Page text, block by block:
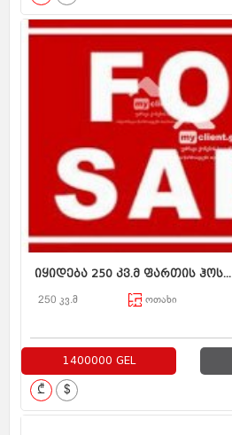
იყიდება 250 კვ.მ ფართის ჰოს...
250 კვ.მ ოთახი
1400000 GEL
₾ $